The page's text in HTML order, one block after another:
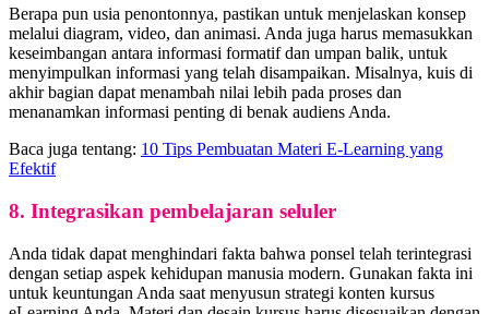
Berapa pun usia penontonnya, pastikan untuk menjelaskan konsep
melalui diagram, video, dan animasi. Anda juga harus memasukkan
keseimbangan antara informasi formatif dan umpan balik, untuk
menyimpulkan informasi yang telah disampaikan. Misalnya, kuis di
akhir bagian dapat menambah nilai lebih pada proses dan
menanamkan informasi penting di benak audiens Anda.
Baca juga tentang: 10 Tips Pembuatan Materi E-Learning yang
Efektif
8. Integrasikan pembelajaran seluler
Anda tidak dapat menghindari fakta bahwa ponsel telah terintegrasi
dengan setiap aspek kehidupan manusia modern. Gunakan fakta ini
untuk keuntungan Anda saat menyusun strategi konten kursus